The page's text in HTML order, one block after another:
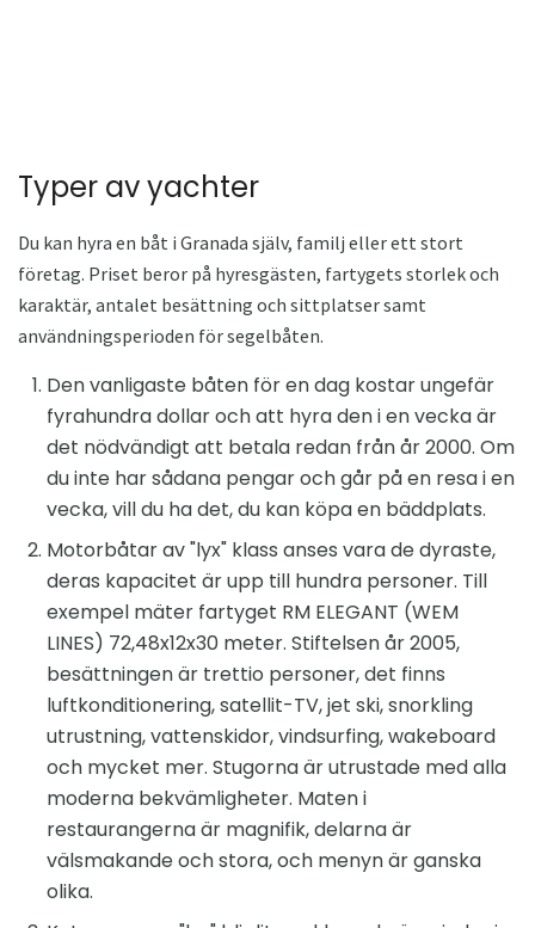
Typer av yachter
Du kan hyra en båt i Granada själv, familj eller ett stort
företag. Priset beror på hyresgästen, fartygets storlek och
karaktär, antalet besättning och sittplatser samt
användningsperioden för segelbåten.
Den vanligaste båten för en dag kostar ungefär
fyrahundra dollar och att hyra den i en vecka är
det nödvändigt att betala redan från år 2000. Om
du inte har sådana pengar och går på en resa i en
vecka, vill du ha det, du kan köpa en bäddplats.
Motorbåtar av "lyx" klass anses vara de dyraste,
deras kapacitet är upp till hundra personer. Till
exempel mäter fartyget RM ELEGANT (WEM
LINES) 72,48x12x30 meter. Stiftelsen år 2005,
besättningen är trettio personer, det finns
luftkonditionering, satellit-TV, jet ski, snorkling
utrustning, vattenskidor, vindsurfing, wakeboard
och mycket mer. Stugorna är utrustade med alla
moderna bekvämligheter. Maten i
restaurangerna är magnifik, delarna är
välsmakande och stora, och menyn är ganska
olika.